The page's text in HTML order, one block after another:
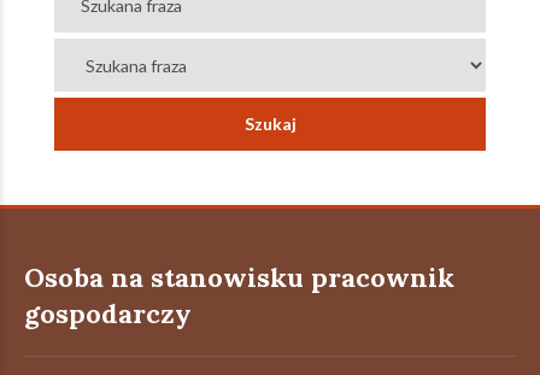
Osoba na stanowisku pracownik
gospodarczy